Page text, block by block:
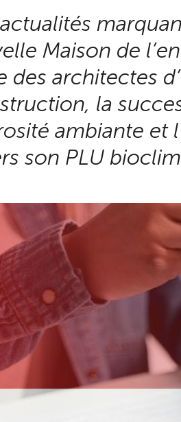
Maison de
des architectes
la
ambiante et
son PLU